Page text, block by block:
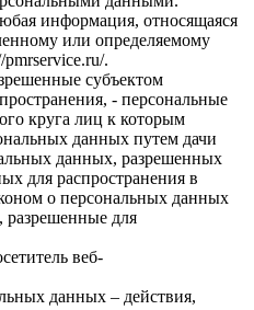
информация, относящаяся
или определяемому
pmrservice.ru/.
субъектом
- персональные
круга лиц к которым
данных путем дачи
данных, разрешенных
для распространения в
о персональных данных
разрешенные для
веб-
данных – действия,